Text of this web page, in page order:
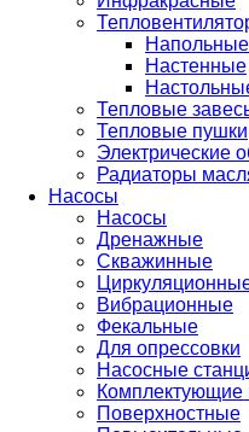
Напольные
Настенные
Тепловые
Тепловые пушки
Электрические
Радиаторы
Насосы
Насосы
Дренажные
Скважинные
Вибрационные
Фекальные
Для опрессовки
Насосные
Комплектующие
Поверхностные